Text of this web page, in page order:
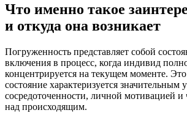
Что именно такое
и откуда она возникает
Погруженность представляет собой
включения в процесс, когда индивид
концентрируется на текущем моменте.
состояние характеризуется значительным
сосредоточенности, личной мотивацией и
над происходящим.